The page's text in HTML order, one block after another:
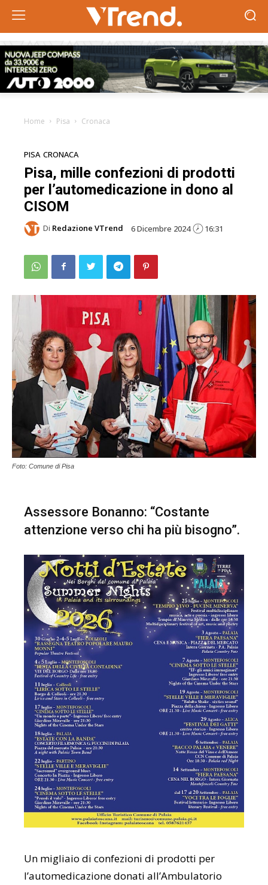
Home Pisa Cronaca
PISA CRONACA
Pisa, mille confezioni di prodotti
per l’automedicazione in dono al
CISOM
Di Redazione VTrend 6 Dicembre 2024 16:31
Foto: Comune di Pisa
Assessore Bonanno: “Costante
attenzione verso chi ha più bisogno”.
Un migliaio di confezioni di prodotti per
l’automedicazione donati all’Ambulatorio